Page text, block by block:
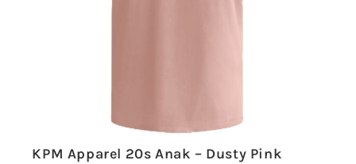
KPM Apparel 20s Anak – Dusty Pink